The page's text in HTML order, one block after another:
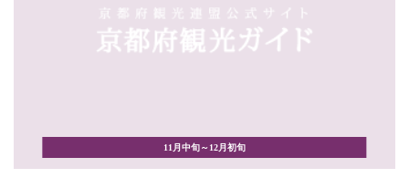
11月中旬～12月初旬